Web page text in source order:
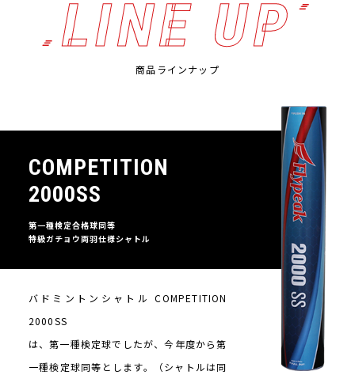
LINE UP
商品ラインナップ
COMPETITION
2000SS
第一種検定合格球同等
特級ガチョウ両羽仕様シャトル
バドミントンシャトル COMPETITION
2000SS
は、第一種検定球でしたが、今年度から第
一種検定球同等とします。（シャトルは同